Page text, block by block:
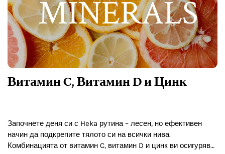
Витамин C, Витамин D и Цинк
Започнете деня си с Heka рутина – лесен, но ефективен
начин да подкрепите тялото си на всички нива.
Комбинацията от витамин C, витамин D и цинк ви осигурява